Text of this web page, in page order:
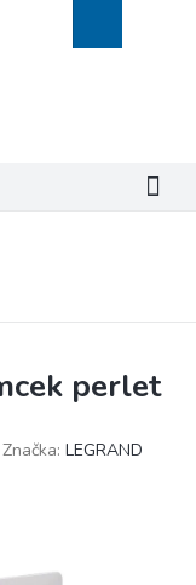
košík
perlet
Značka: LEGRAND